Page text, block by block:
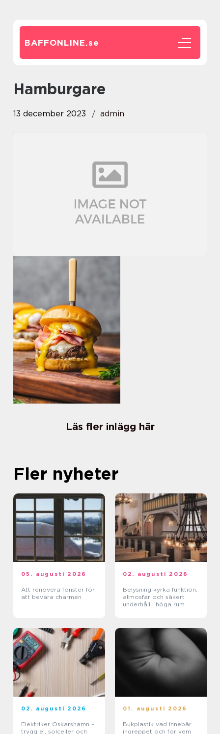
BAFFONLINE.se
Hamburgare
13 december 2023 admin
Läs fler inlägg här
Fler nyheter
05. augusti 2026
Att renovera fönster för
att bevara charmen
02. augusti 2026
Belysning kyrka funktion,
atmosfär och säkert
underhåll i höga rum
02. augusti 2026
Elektriker Oskarshamn –
trygg el, solceller och
01. augusti 2026
Bukplastik vad innebär
ingreppet och för vem